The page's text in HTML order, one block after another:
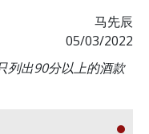
马先辰
05/03/2022
列出90分以上的酒款